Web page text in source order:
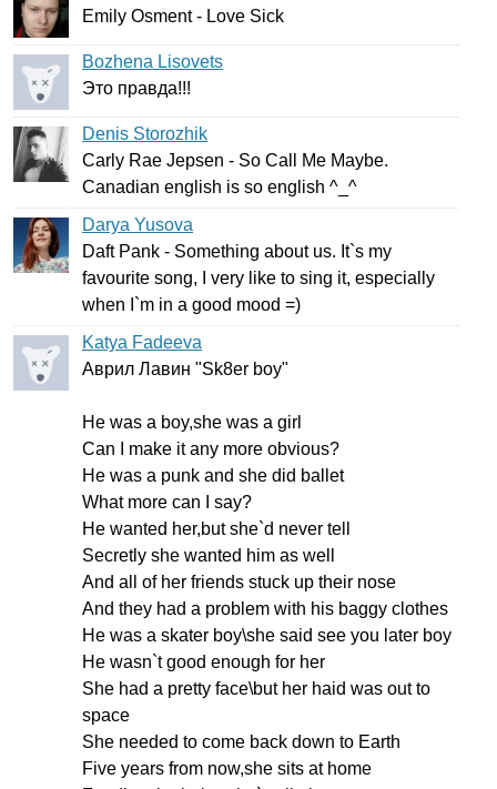
Emily Osment- Love Sick
Bozhena Lisovets
Это правда!!!
Denis Storozhik
Carly Rae Jepsen - So Call Me Maybe.
Canadian english is so english ^_^
Darya Yusova
Daft Pank - Something about us. It`s my
favourite song, very like to sing it, especially
when `m in а good mood =)
Katya Fadeeva
Аврил Лавин "Sk8er boy"
He was a boy,she was a girl
Can
make it any more obvious?
He was a punk and she did ballet
What more can say?
He wanted her,but she`d never tell
Secretly she wanted him as well
And all of her friends stuck up their nose
And they had a problem with his baggy clothes
He was a skater boy\she said see you later boy
He wasn`t good enough for her
She had a pretty face\but her haid was out to
space
She needed to come back down to Earth
Five years from now,she sits at home